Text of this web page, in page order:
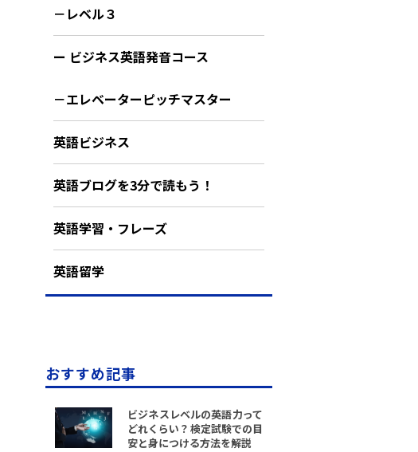
－レベル３
ー ビジネス英語発音コース
－エレベーターピッチマスター
英語ビジネス
英語ブログを3分で読もう！
英語学習・フレーズ
英語留学
おすすめ記事
ビジネスレベルの英語力って
どれくらい？検定試験での目
安と身につける方法を解説